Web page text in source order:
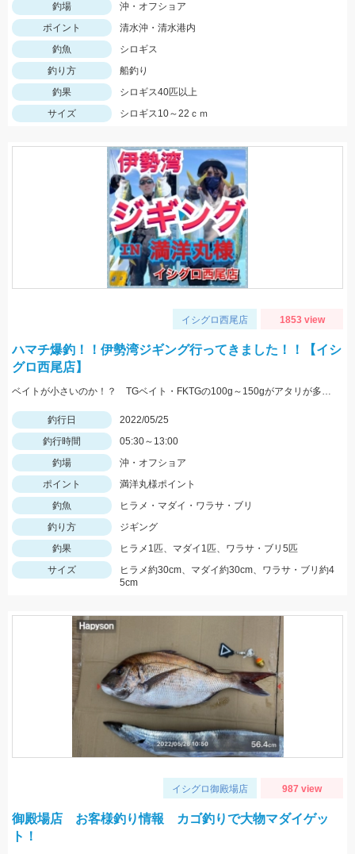
釣場
沖・オフショア
ポイント
清水沖・清水港内
釣魚
シロギス
釣り方
船釣り
釣果
シロギス40匹以上
サイズ
シロギス10～22ｃｍ
イシグロ西尾店 1853 view
ハマチ爆釣！！伊勢湾ジギング行ってきました！！【イシ
グロ西尾店】
ベイトが小さいのか！？ TGベイト・FKTGの100g～150gがアタリが多かったです！！
釣行日
2022/05/25
釣行時間
05:30～13:00
釣場
沖・オフショア
ポイント
満洋丸様ポイント
釣魚
ヒラメ・マダイ・ワラサ・ブリ
釣り方
ジギング
釣果
ヒラメ1匹、マダイ1匹、ワラサ・ブリ5匹
サイズ
ヒラメ約30cm、マダイ約30cm、ワラサ・ブリ約4
5cm
イシグロ御殿場店 987 view
御殿場店 お客様釣り情報 カゴ釣りで大物マダイゲッ
ト！